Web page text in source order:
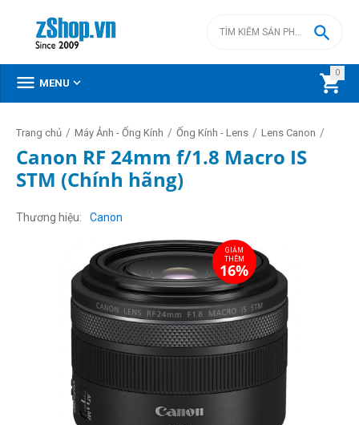
0


 MENU 
Trang chủ / Máy Ảnh - Ống Kính / Ống Kính - Lens / Lens Canon /
Canon RF 24mm f/1.8 Macro IS
STM (Chính hãng)
Thương hiệu Canon